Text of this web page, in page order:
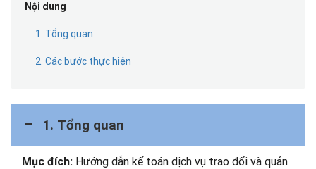
Nội dung
1. Tổng quan
2. Các bước thực hiện
1. Tổng quan
Mục đích: Hướng dẫn kế toán dịch vụ trao đổi và quản